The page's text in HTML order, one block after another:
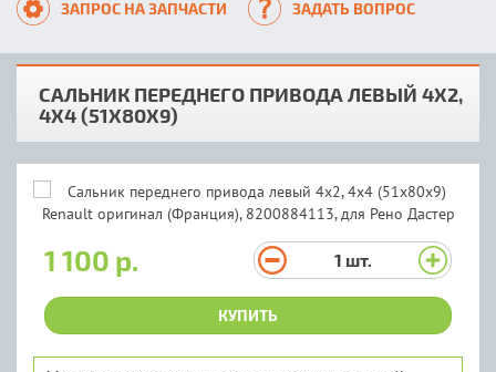
ЗАПРОС НА ЗАПЧАСТИ ЗАДАТЬ ВОПРОС
САЛЬНИК ПЕРЕДНЕГО ПРИВОДА ЛЕВЫЙ 4Х2,
4Х4 (51Х80Х9)
1 100 р. 1 шт.
КУПИТЬ